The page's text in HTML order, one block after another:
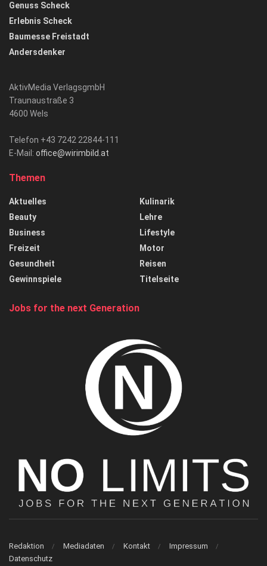
Genuss Scheck
Erlebnis Scheck
Baumesse Freistadt
Andersdenker
AktivMedia VerlagsgmbH
Traunaustraße 3
4600 Wels
Telefon +43 7242 22844-111
E-Mail: office@wirimbild.at
Themen
Aktuelles
Beauty
Business
Freizeit
Gesundheit
Gewinnspiele
Kulinarik
Lehre
Lifestyle
Motor
Reisen
Titelseite
Jobs for the next Generation
Redaktion Mediadaten Kontakt
Impressum
Datenschutz